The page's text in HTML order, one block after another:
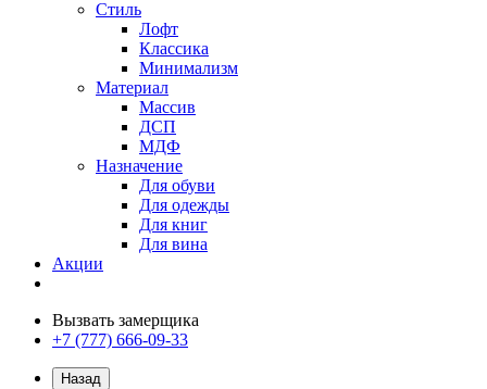
Стиль
Лофт
Классика
Минимализм
Материал
Массив
ДСП
МДФ
Назначение
Для обуви
Для одежды
Для книг
Для вина
Акции
Вызвать замерщика
+7 (777) 666-09-33
Назад